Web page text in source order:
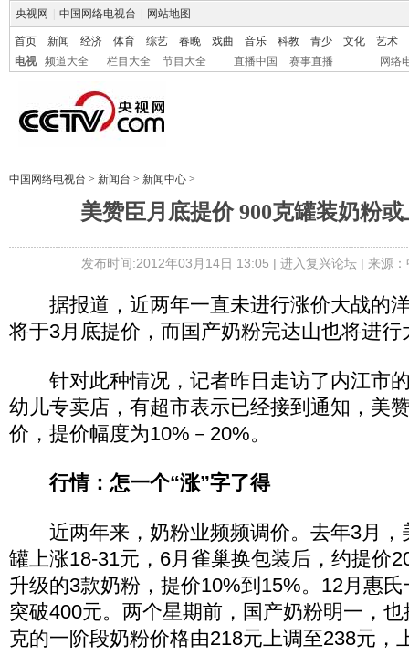
央视网 中国网络电视台 网站地图
首页 新闻 经济 体育 综艺 春晚 戏曲 音乐 科教 青少 文化
艺术
电视
频道大全 栏目大全 节目大全 直播中国 赛事直播 网络
中国网络电视台 > 新闻台 > 新闻中心 >
美赞臣月底提价 900克罐装奶粉或
发布时间:2012年03月14日 13:05 | 进入复兴论坛| 来源
据报道，近两年一直未进行涨价大战的
将于3月底提价，而国产奶粉完达山也将进行
针对此种情况，记者昨日走访了内江市
幼儿专卖店，有超市表示已经接到通知，美
价，提价幅度为10%－20%。
行情：怎一个“涨”字了得
近两年来，奶粉业频频调价。去年3月，
罐上涨18-31元，6月雀巢换包装后，约提价
升级的3款奶粉，提价10%到15%。12月惠
突破400元。两个星期前，国产奶粉明一，
克的一阶段奶粉价格由218元上调至238元，